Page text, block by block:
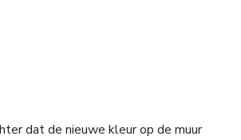
dat de nieuwe kleur op de muur